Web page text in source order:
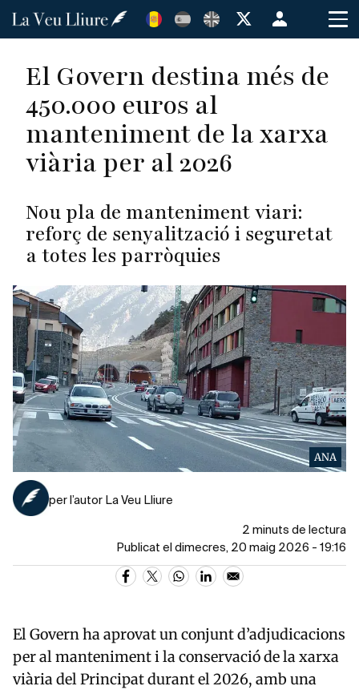
Vés
Menú
de
cuenta
de
El Govern destina més de
450.000 euros al
manteniment de la xarxa
viària per al 2026
Nou pla de manteniment viari:
reforç de senyalització i seguretat
a totes les parròquies
ANA
per l’autor La Veu Lliure
2 minuts de lectura
Publicat el dimecres, 20 maig 2026 - 19:16
El Govern ha aprovat un conjunt d’adjudicacions
per al manteniment i la conservació de la xarxa
viària del Principat durant el 2026, amb una